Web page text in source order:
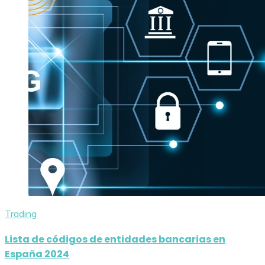
Trading
Lista de códigos de entidades bancarias en
España 2024